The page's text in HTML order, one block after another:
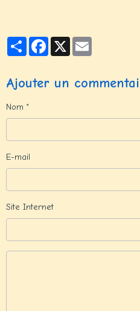
PartagerFacebook
X
Ajouter un
Nom
E-mail
Site Internet